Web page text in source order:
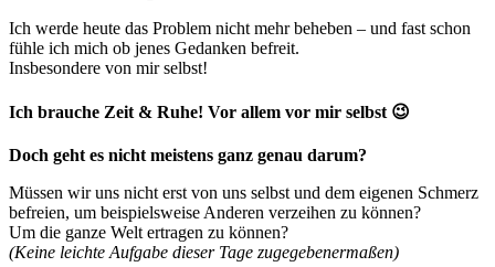
Ich werde heute das Problem nicht mehr beheben – und fast schon
fühle ich mich ob jenes Gedanken befreit.
Insbesondere von mir selbst!
Ich brauche Zeit & Ruhe! Vor allem vor mir selbst 😉
Doch geht es nicht meistens ganz genau darum?
Müssen wir uns nicht erst von uns selbst und dem eigenen Schmerz
befreien, um beispielsweise Anderen verzeihen zu können?
Um die ganze Welt ertragen zu können?
(Keine leichte Aufgabe dieser Tage zugegebenermaßen)